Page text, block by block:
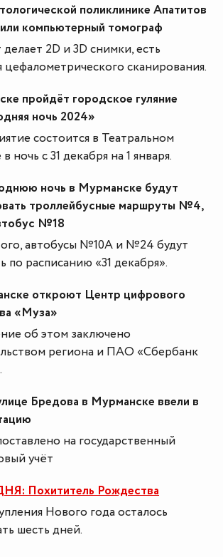
поликлинике Апатитов
компьютерный томограф
2D и 3D снимки, есть
цефалометрического сканирования.
пройдёт городское гуляние
ночь 2024»
состоится в Театральном
ночь с 31 декабря на 1 января.
ночь в Мурманске будут
троллейбусные маршруты №4,
№18
автобусы №10А и №24 будут
по расписанию «31 декабря».
откроют Центр цифрового
«Муза»
об этом заключено
региона и ПАО «Сбербанк
Бредова в Мурманске ввели в
на государственный
учёт
Похититель Рождества
Нового года осталось
шесть дней.